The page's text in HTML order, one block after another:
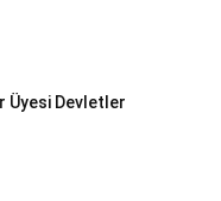
Üyesi Devletler